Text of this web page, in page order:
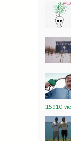
15910